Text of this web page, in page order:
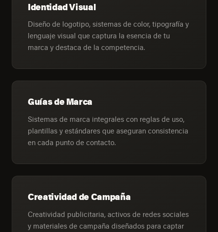
Identidad Visual
Diseño de logotipo, sistemas de color, tipografía y
lenguaje visual que captura la esencia de tu
marca y destaca de la competencia.
Guías de Marca
Sistemas de marca integrales con reglas de uso,
plantillas y estándares que aseguran consistencia
en cada punto de contacto.
Creatividad de Campaña
Creatividad publicitaria, activos de redes sociales
y materiales de campaña diseñados para captar